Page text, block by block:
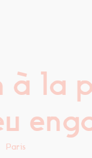
à la
Paris